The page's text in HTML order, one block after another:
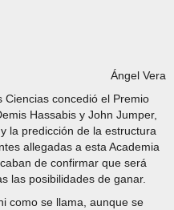
Ángel Vera
Ciencias concedió el Premio
Hassabis y John Jumper,
la predicción de la estructura
allegadas a esta Academia
de confirmar que será
las posibilidades de ganar.
como se llama, aunque se